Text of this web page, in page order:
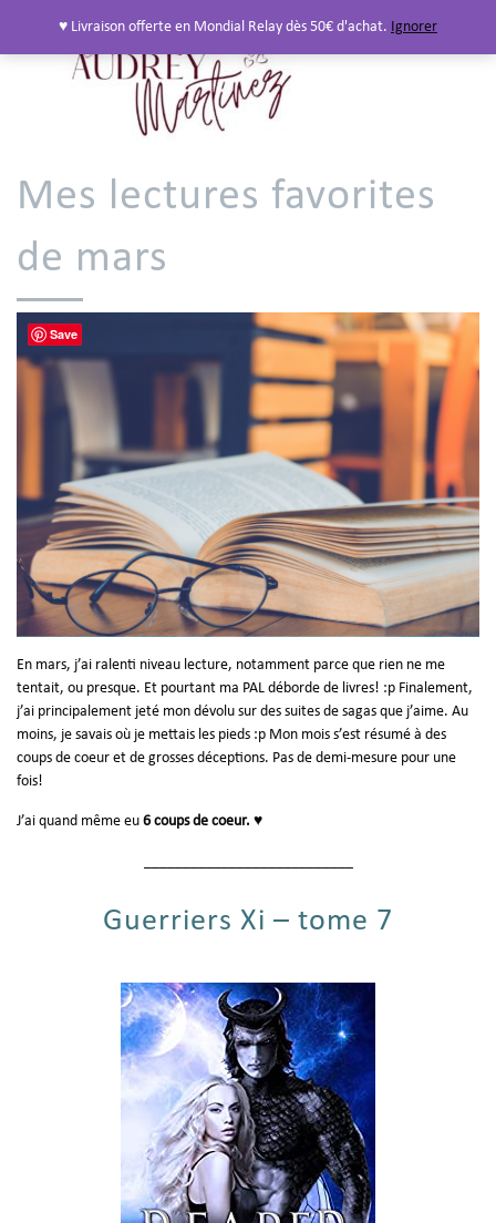
Mes lectures favorites
de mars
En mars, j’ai ralenti niveau lecture, notamment parce que rien ne me
tentait, ou presque. Et pourtant ma PAL déborde de livres! :p Finalement,
j’ai principalement jeté mon dévolu sur des suites de sagas que j’aime. Au
moins, je savais où je mettais les pieds :p Mon mois s’est résumé à des
coups de coeur et de grosses déceptions. Pas de demi-mesure pour une
fois!
J’ai quand même eu 6 coups de coeur. ♥
Guerriers Xi – tome 7
♥ Livraison offerte en Mondial Relay dès 50€ d'achat. Ignorer
Save